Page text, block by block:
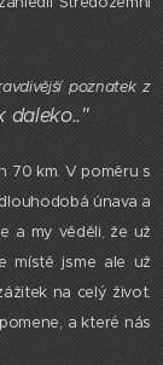
poznatek z
daleko.."
70 km. V poměru s
únava a
a my věděli, že už
místě jsme ale už
na celý život.
a které nás